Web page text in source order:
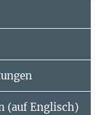
(auf Englisch)